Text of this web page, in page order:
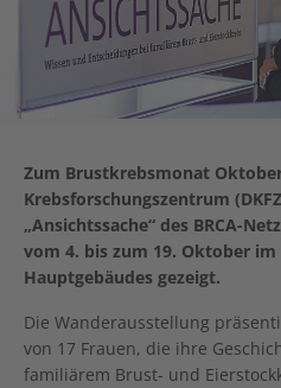
Zum Brustkrebsmonat
Krebsforschungszentrum
„Ansichtssache“ des BRCA-
vom 4. bis zum 19. Oktober im
Hauptgebäudes gezeigt.
Die Wanderausstellung
von 17 Frauen, die ihre
familiärem Brust- und